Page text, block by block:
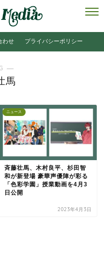
わせ プライバシーポリシー
―
馬
ニュース
斉藤壮馬、木村良平、杉田智
和が新登場 豪華声優陣が彩る
「色彩学園」授業動画を4月3
日公開
2023年4月3日